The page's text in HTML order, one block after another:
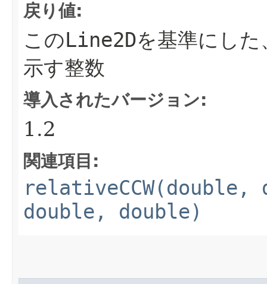
戻り値:
このLine2Dを基準にし
示す整数
導入されたバージョン:
1.2
関連項目:
double, double)